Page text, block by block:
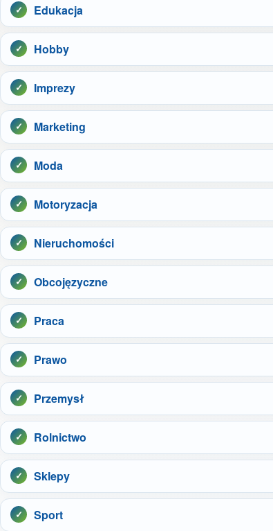
Edukacja
Hobby
Imprezy
Marketing
Moda
Motoryzacja
Nieruchomości
Obcojęzyczne
Praca
Prawo
Przemysł
Rolnictwo
Sklepy
Sport